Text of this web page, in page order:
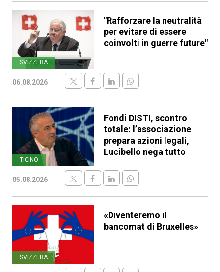
SVIZZERA
"Rafforzare la neutralità
per evitare di essere
coinvolti in guerre future"
06.08.2026
TICINO
Fondi DISTI, scontro
totale: l’associazione
prepara azioni legali,
Lucibello nega tutto
05.08.2026
SVIZZERA
«Diventeremo il
bancomat di Bruxelles»